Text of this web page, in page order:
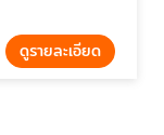
ดูรายละเอียด